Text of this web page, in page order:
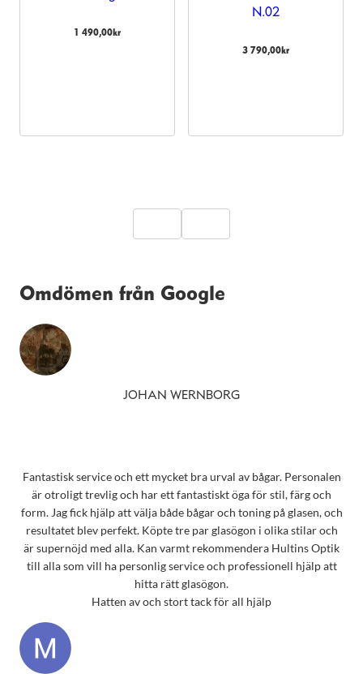
1 490,00kr
N.02
3 790,00kr
Omdömen från Google
JOHAN WERNBORG
Fantastisk service och ett mycket bra urval av bågar. Personalen
är otroligt trevlig och har ett fantastiskt öga för stil, färg och
form. Jag fick hjälp att välja både bågar och toning på glasen, och
resultatet blev perfekt. Köpte tre par glasögon i olika stilar och
är supernöjd med alla. Kan varmt rekommendera Hultins Optik
till alla som vill ha personlig service och professionell hjälp att
hitta rätt glasögon.
Hatten av och stort tack för all hjälp